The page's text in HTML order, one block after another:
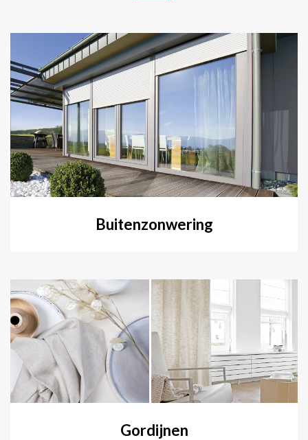
Buitenzonwering
Gordijnen